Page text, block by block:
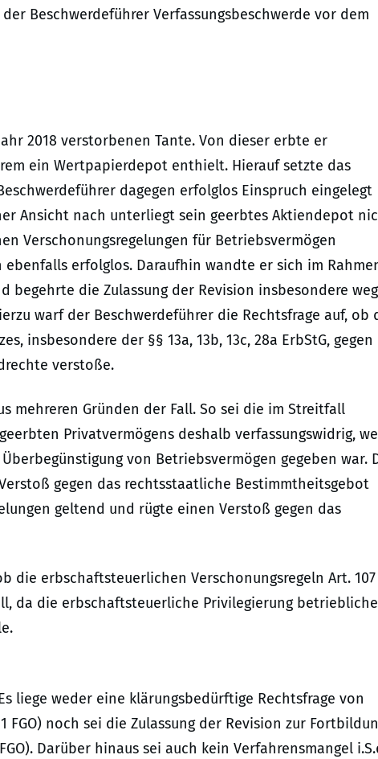
Beschwerdeführer Verfassungsbeschwerde vor dem
2018 verstorbenen Tante. Von dieser erbte er
ein Wertpapierdepot enthielt. Hierauf setzte das
dagegen erfolglos Einspruch eingelegt
Ansicht nach unterliegt sein geerbtes Aktiendepot
Verschonungsregelungen für Betriebsvermögen
erfolglos. Daraufhin wandte er sich im
begehrte die Zulassung der Revision insbesondere
warf der Beschwerdeführer die Rechtsfrage auf, ob
insbesondere der §§ 13a, 13b, 13c, 28a ErbStG, gegen
verstoße.
mehreren Gründen der Fall. So sei die im Streitfall
Privatvermögens deshalb verfassungswidrig,
von Betriebsvermögen gegeben war.
gegen das rechtsstaatliche Bestimmtheitsgebot
geltend und rügte einen Verstoß gegen das
die erbschaftsteuerlichen Verschonungsregeln Art. 107
da die erbschaftsteuerliche Privilegierung
liege weder eine klärungsbedürftige Rechtsfrage von
FGO) noch sei die Zulassung der Revision zur
Darüber hinaus sei auch kein Verfahrensmangel